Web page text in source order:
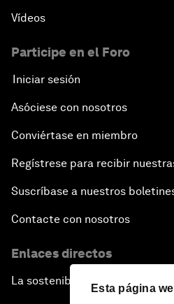
Esta página
Vídeos
Participe en el Foro
Iniciar sesión
Asóciese con nosotros
Conviértase en miembro
Regístrese para recibir
Suscríbase a nuestros
Contacte con nosotros
Enlaces directos
La sostenibilidad en el Foro